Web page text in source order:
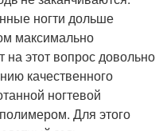
ногти дольше
максимально
на этот вопрос довольно
качественного
ногтевой
Для этого